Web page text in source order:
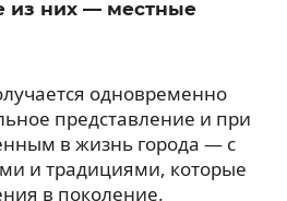
из них — местные
одновременно
представление и при
в жизнь города — с
и традициями, которые
в поколение.